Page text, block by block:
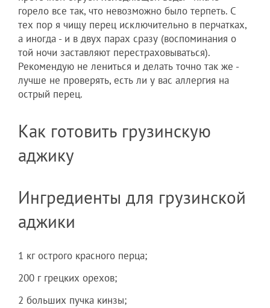
горело все так, что невозможно было терпеть. С
тех пор я чищу перец исключительно в перчатках,
а иногда - и в двух парах сразу (воспоминания о
той ночи заставляют перестраховываться).
Рекомендую не лениться и делать точно так же -
лучше не проверять, есть ли у вас аллергия на
острый перец.
Как готовить грузинскую
аджику
Ингредиенты для грузинской
аджики
1 кг острого красного перца;
200 г грецких орехов;
2 больших пучка кинзы;